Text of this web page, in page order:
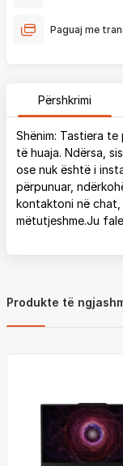
Paguaj me
Përshkrimi
Shënim: Tastiera
të huaja. Ndërsa,
ose nuk është i
përpunuar,
kontaktoni në chat,
mëtutjeshme.Ju
Produkte të